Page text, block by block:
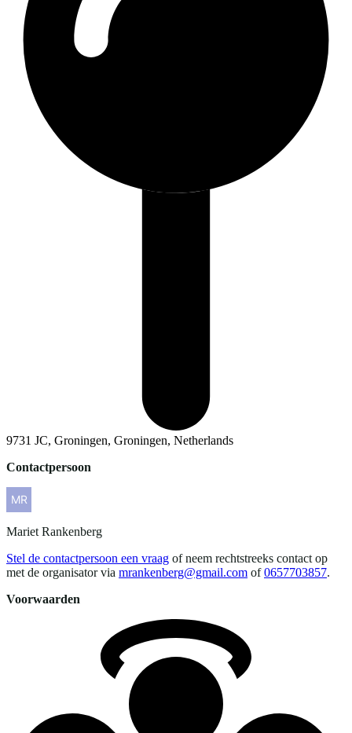
9731 JC, Groningen, Groningen, Netherlands
Contactpersoon
Mariet Rankenberg
Stel de contactpersoon een vraag of neem rechtstreeks contact op
met de organisator via mrankenberg@gmail.com of 0657703857.
Voorwaarden